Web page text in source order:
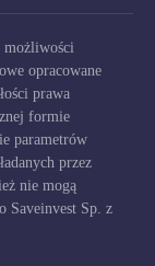
możliwości
opracowane
prawa
formie
parametrów
przez
nie mogą
Saveinvest Sp. z